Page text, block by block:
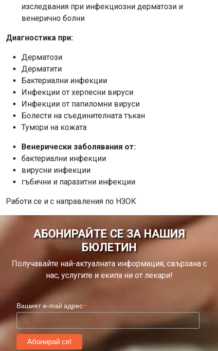
изследвания при инфекциозни дерматози и
венерично болни
Диагностика при:
Дерматози
Дерматити
Бактериални инфекции
Инфекции от херпесни вируси
Инфекции от папиломни вируси
Болести на съединителната тъкан
Тумори на кожата
Венерически заболявания от:
бактериални инфекции
вирусни инфекции
гъбични и паразитни инфекции
Работи се и с направления по НЗОК
АБОНИРАЙТЕ СЕ ЗА НАШИЯ
БЮЛЕТИН
Получавайте най-актуалната информация, свързана с
нас, услугите и екипа ни от лекари!
Вашият e-mail адрес*